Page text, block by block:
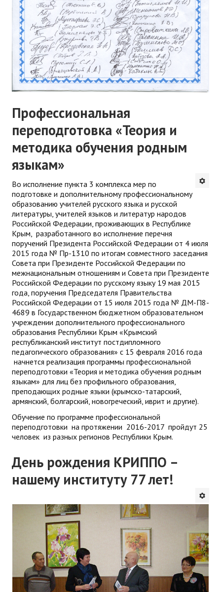
Профессиональная
переподготовка «Теория и
методика обучения родным
языкам»
Во исполнение пункта 3 комплекса мер по
подготовке и дополнительному профессиональному
образованию учителей русского языка и русской
литературы, учителей языков и литератур народов
Российской Федерации, проживающих в Республике
Крым, разработанного во исполнение перечня
поручений Президента Российской Федерации от 4 июля
2015 года № Пр-1310 по итогам совместного заседания
Совета при Президенте Российской Федерации по
межнациональным отношениям и Совета при Президенте
Российской Федерации по русскому языку 19 мая 2015
года, поручения Председателя Правительства
Российской Федерации от 15 июля 2015 года № ДМ-П8-
4689 в Государственном бюджетном образовательном
учреждении дополнительного профессионального
образования Республики Крым «Крымский
республиканский институт постдипломного
педагогического образования» с 15 февраля 2016 года
начнется реализация программы профессиональной
переподготовки «Теория и методика обучения родным
языкам» для лиц без профильного образования,
преподающих родные языки (крымско-татарский,
армянский, болгарский, новогреческий, иврит и другие).
Обучение по программе профессиональной
переподготовки на протяжении 2016-2017 пройдут 25
человек из разных регионов Республики Крым.
День рождения КРИППО –
нашему институту 77 лет!